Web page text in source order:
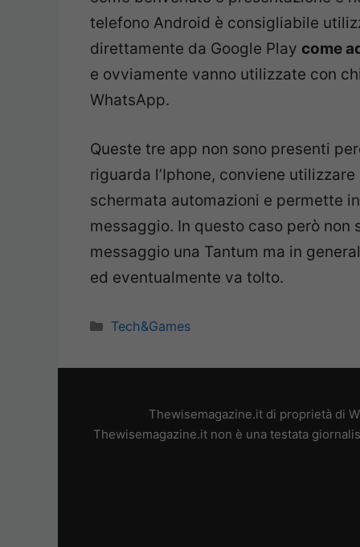
telefono Android è consigliabile
direttamente da Google Play come
e ovviamente vanno utilizzate con
WhatsApp.
Queste tre app non sono presenti
riguarda l’Iphone, conviene
schermata automazioni e permette
messaggio. In questo caso però
messaggio una Tantum ma in
ed eventualmente va tolto.
Categorie
Tech&Games
Thewisemagazine.it di proprietà di
Thewisemagazine.it non è una testata